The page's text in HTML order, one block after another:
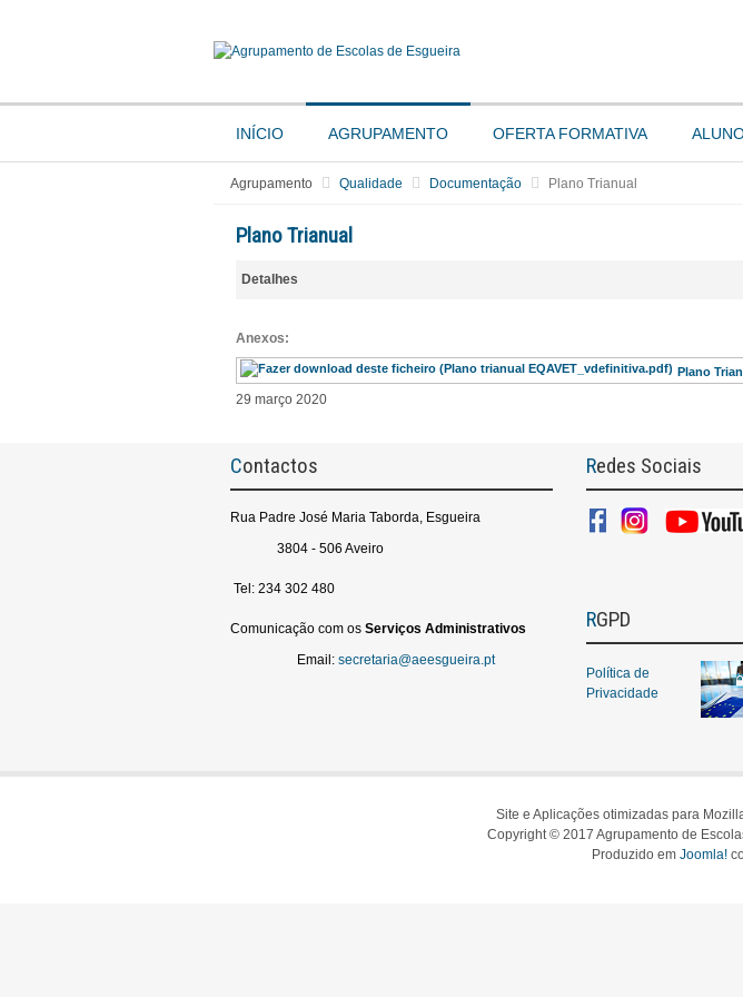
INÍCIO AGRUPAMENTO OFERTA FORMATIVA
Agrupamento Qualidade Documentação Plano Trianual
Plano Trianual
Detalhes
Anexos:
Plano
29 março 2020
Contactos
Rua Padre José Maria Taborda, Esgueira
3804 - 506 Aveiro
Tel: 234 302 480
Comunicação com os Serviços Administrativos
Email: secretaria@aeesgueira.pt
Redes Sociais
RGPD
Política de
Privacidade
Site e Aplicações otimizadas para
Copyright © 2017 Agrupamento de
Produzido em Joomla!